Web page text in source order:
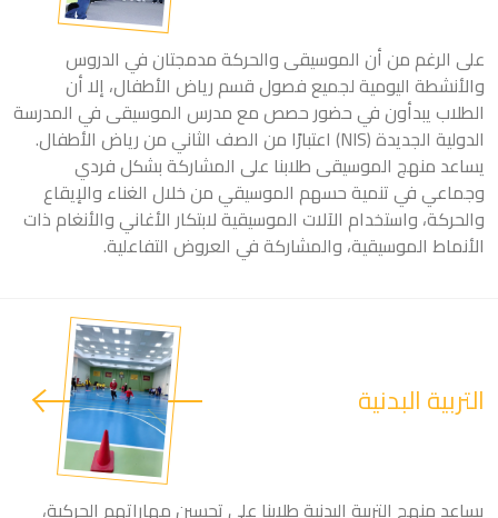
على الرغم من أن الموسيقى والحركة مدمجتان في الدروس
والأنشطة اليومية لجميع فصول قسم رياض الأطفال، إلا أن
الطلاب يبدأون في حضور حصص مع مدرس الموسيقى في المدرسة
الدولية الجديدة (NIS) اعتبارًا من الصف الثاني من رياض الأطفال.
يساعد منهج الموسيقى طلابنا على المشاركة بشكل فردي
وجماعي في تنمية حسهم الموسيقي من خلال الغناء والإيقاع
والحركة، واستخدام الآلات الموسيقية لابتكار الأغاني والأنغام ذات
الأنماط الموسيقية، والمشاركة في العروض التفاعلية.
التربية البدنية
يساعد منهج التربية البدنية طلابنا على تحسين مهاراتهم الحركية،